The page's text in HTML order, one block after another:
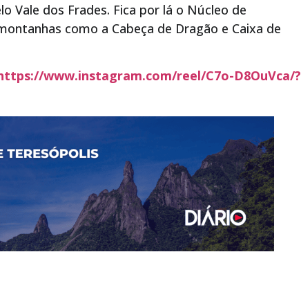
Vale dos Frades. Fica por lá o Núcleo de
como a Cabeça de Dragão e Caixa de
www.instagram.com/reel/C7o-D8OuVca/?